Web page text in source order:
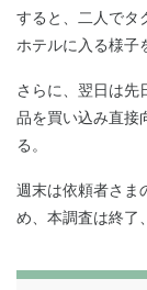
すると、二人でタ
ホテルに入る様子
さらに、翌日は先
品を買い込み直接
る。
週末は依頼者さま
め、本調査は終了